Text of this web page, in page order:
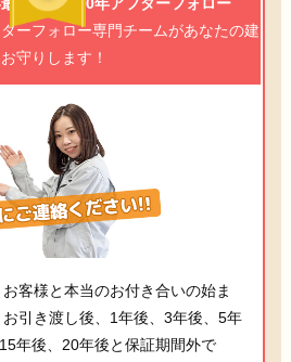
ーフォロー専門チームがあなたの建
守りします！
客様と本当のお付き合いの始ま
引き渡し後、1年後、3年後、5年
年後、20年後と保証期間外で